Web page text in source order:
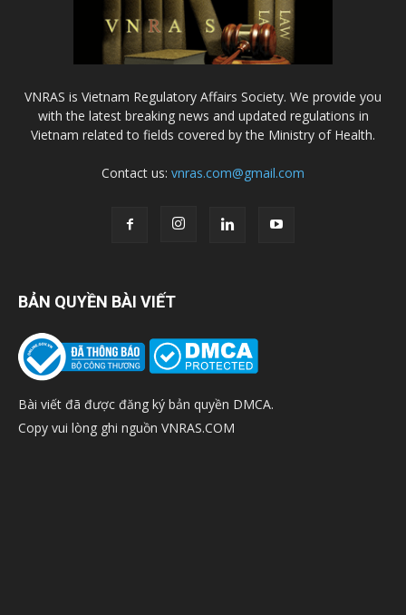
VNRAS is Vietnam Regulatory Affairs Society. We provide you
with the latest breaking news and updated regulations in
Vietnam related to fields covered by the Ministry of Health.
Contact us: vnras.com@gmail.com
BẢN QUYỀN BÀI VIẾT
Bài viết đã được đăng ký bản quyền DMCA.
Copy vui lòng ghi nguồn VNRAS.COM